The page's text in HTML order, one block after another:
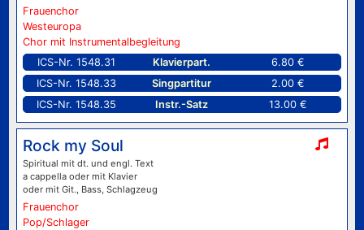
Frauenchor
Westeuropa
Chor mit Instrumentalbegleitung
ICS-Nr. 1548.31
Klavierpart.
6.80 €
ICS-Nr. 1548.33
Singpartitur
2.00 €
ICS-Nr. 1548.35
Instr.-Satz 13.00 €
Rock my Soul
Spiritual mit dt. und engl. Text
a cappella oder mit Klavier
oder mit Git., Bass, Schlagzeug
Frauenchor
Pop/Schlager